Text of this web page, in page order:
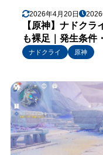
2026年4月20日 2026
【原神】ナドク
も裸足｜発生条件
ナドクライ
原神